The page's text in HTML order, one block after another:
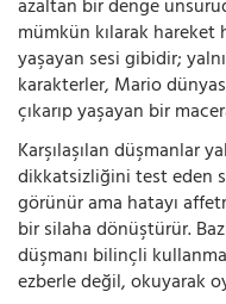
azaltan bir denge
mümkün kılarak
yaşayan sesi gibidir;
karakterler, Mario
çıkarıp yaşayan bir
Karşılaşılan düşmanlar
dikkatsizliğini test eden
görünür ama hatayı
bir silaha dönüştürür.
düşmanı bilinçli
ezberle değil, okuyarak